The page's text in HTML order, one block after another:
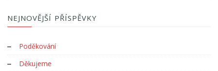
NEJNOVĚJŠÍ PŘÍSPĚVKY
Poděkování
Děkujeme